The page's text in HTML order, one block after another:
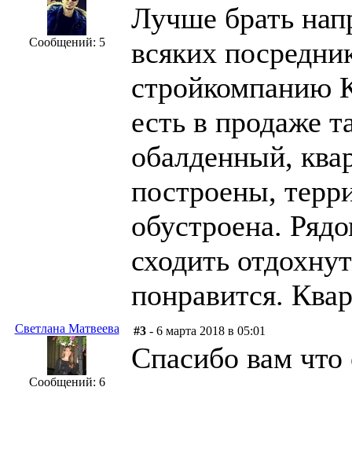
Сообщений: 5
Лучше брать
всяких
стройкомпанию
есть в продаже
обалденный,
построены,
обустроена.
сходить
понравится.
Светлана Матвеева
Сообщений: 6
#3 - 6 марта 2018 в 05:01
Спасибо вам что